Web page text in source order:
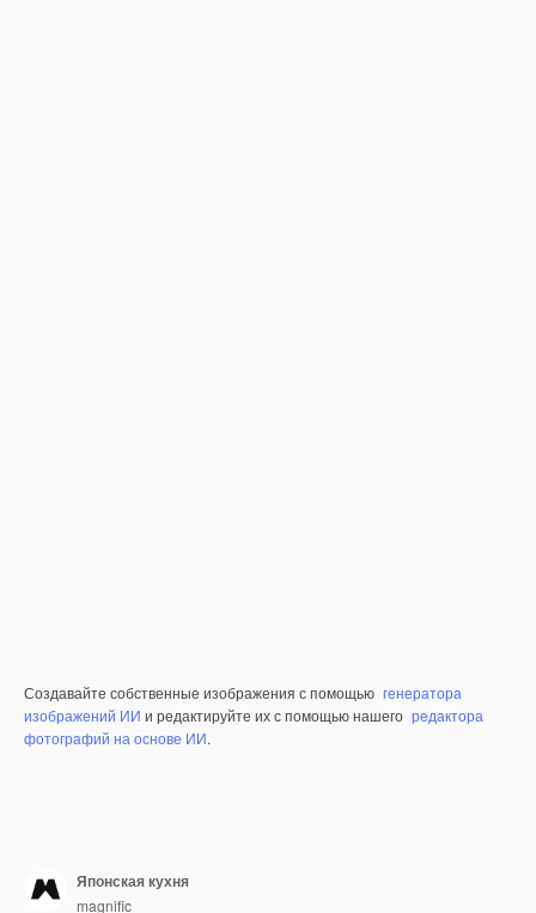
Создавайте собственные изображения с помощью генератора
изображений ИИ и редактируйте их с помощью нашего редактора
фотографий на основе ИИ.
Японская кухня
magnific